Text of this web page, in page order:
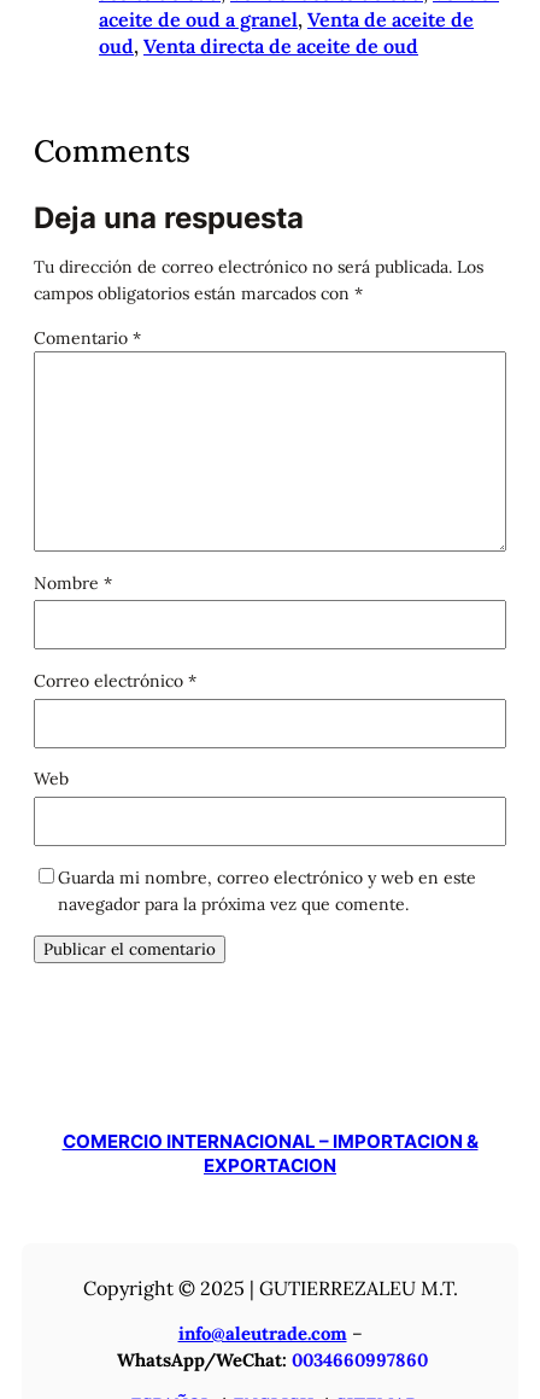
aceite de oud a granel, Venta de aceite de
oud, Venta directa de aceite de oud
Comments
Deja una respuesta
Tu dirección de correo electrónico no será publicada. Los
campos obligatorios están marcados con *
Comentario *
Nombre *
Correo electrónico *
Web
Guarda mi nombre, correo electrónico y web en este
navegador para la próxima vez que comente.
COMERCIO INTERNACIONAL – IMPORTACION &
EXPORTACION
Copyright © 2025 | GUTIERREZALEU M.T.
info@aleutrade.com–
WhatsApp/WeChat: 0034660997860